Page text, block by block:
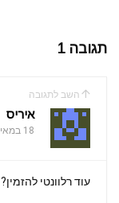
תגובה 1
השב לתגובה
איריס
18 במאי 2026 at 09:38
עוד רלוונטי להזמין?